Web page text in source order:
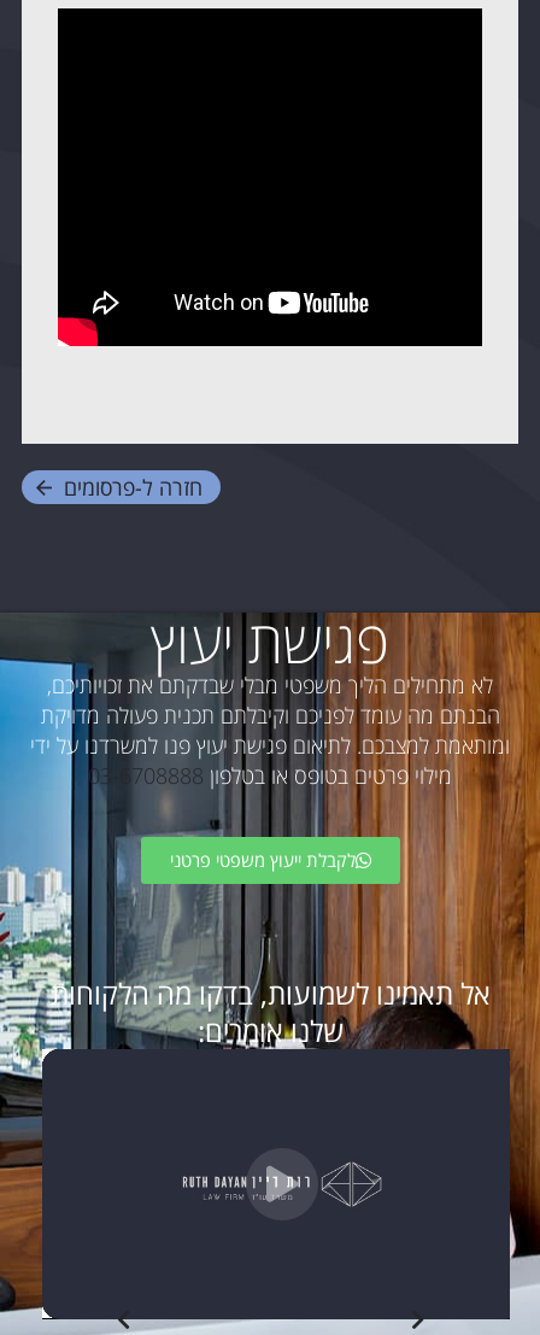
חזרה ל-פרסומים
פגישת יעוץ
לא מתחילים הליך משפטי מבלי שבדקתם את זכויותיכם,
הבנתם מה עומד לפניכם וקיבלתם תכנית פעולה מדויקת
ומותאמת למצבכם. לתיאום פגישת יעוץ פנו למשרדנו על ידי
מילוי פרטים בטופס או בטלפון 03-6708888
לקבלת ייעוץ משפטי פרטני
אל תאמינו לשמועות, בדקו מה הלקוחות
שלנו אומרים: